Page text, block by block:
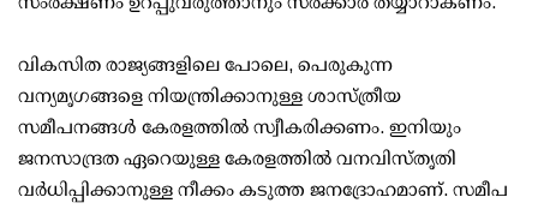
വികസിത രാജ്യങ്ങളിലെ പോലെ, പെരുകുന്ന
വന്യമൃഗങ്ങളെ നിയന്ത്രിക്കാനുള്ള ശാസ്ത്രീയ
സമീപനങ്ങള്‍ കേരളത്തില്‍ സ്വീകരിക്കണം. ഇനിയും
ജനസാന്ദ്രത ഏറെയുള്ള കേരളത്തില്‍ വനവിസ്തൃതി
വര്‍ധിപ്പിക്കാനുള്ള നീക്കം കടുത്ത ജനദ്രോഹമാണ്. സമീപ